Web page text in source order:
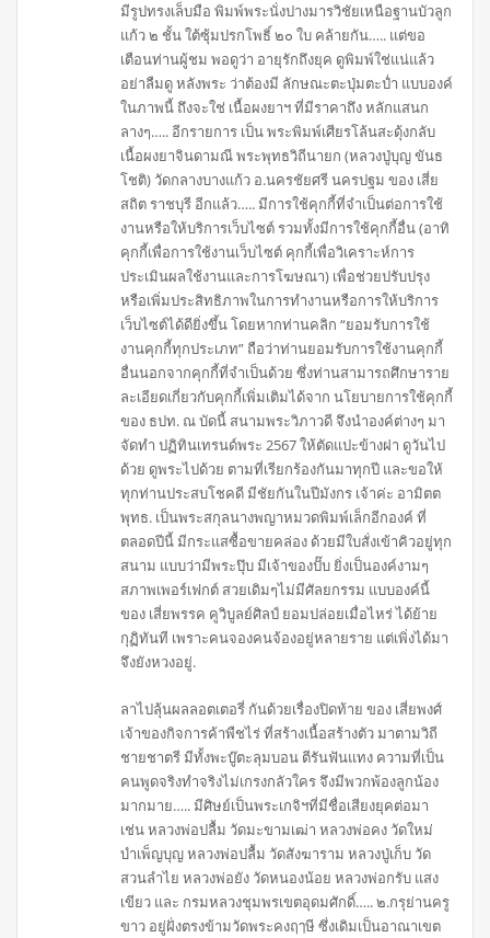
มีรูปทรงเล็บมือ พิมพ์พระนั่งปางมารวิชัยเหนือฐานบัวลูก
แก้ว ๒ ชั้น ใต้ซุ้มปรกโพธิ์ ๒๐ ใบ คล้ายกัน….. แต่ขอ
เตือนท่านผู้ชม พอดูว่า อายุรักถึงยุค ดูพิมพ์ใช่แน่แล้ว
อย่าลืมดู หลังพระ ว่าต้องมี ลักษณะตะปุ่มตะปํ่า แบบองค์
ในภาพนี้ ถึงจะใช่ เนื้อผงยาฯ ที่มีราคาถึง หลักแสนก
ลางๆ….. อีกรายการ เป็น พระพิมพ์เศียรโล้นสะดุ้งกลับ
เนื้อผงยาจินดามณี พระพุทธวิถีนายก (หลวงปู่บุญ ขันธ
โชติ) วัดกลางบางแก้ว อ.นครชัยศรี นครปฐม ของ เสี่ย
สถิต ราชบุรี อีกแล้ว….. มีการใช้คุกกี้ที่จำเป็นต่อการใช้
งานหรือให้บริการเว็บไซต์ รวมทั้งมีการใช้คุกกี้อื่น (อาทิ
คุกกี้เพื่อการใช้งานเว็บไซต์ คุกกี้เพื่อวิเคราะห์การ
ประเมินผลใช้งานและการโฆษณา) เพื่อช่วยปรับปรุง
หรือเพิ่มประสิทธิภาพในการทำงานหรือการให้บริการ
เว็บไซต์ได้ดียิ่งขึ้น โดยหากท่านคลิก “ยอมรับการใช้
งานคุกกี้ทุกประเภท” ถือว่าท่านยอมรับการใช้งานคุกกี้
อื่นนอกจากคุกกี้ที่จำเป็นด้วย ซึ่งท่านสามารถศึกษาราย
ละเอียดเกี่ยวกับคุกกี้เพิ่มเติมได้จาก นโยบายการใช้คุกกี้
ของ ธปท. ณ บัดนี้ สนามพระวิภาวดี จึงนำองค์ต่างๆ มา
จัดทำ ปฏิทินเทรนด์พระ 2567 ให้ตัดแปะข้างฝา ดูวันไป
ด้วย ดูพระไปด้วย ตามที่เรียกร้องกันมาทุกปี และขอให้
ทุกท่านประสบโชคดี มีชัยกันในปีมังกร เจ้าค่ะ อามิตต
พุทธ. เป็นพระสกุลนางพญาหมวดพิมพ์เล็กอีกองค์ ที่
ตลอดปีนี้ มีกระแสซื้อขายคล่อง ด้วยมีใบสั่งเข้าคิวอยู่ทุก
สนาม แบบว่ามีพระปุ๊บ มีเจ้าของปั๊บ ยิ่งเป็นองค์งามๆ
สภาพเพอร์เฟกต์ สวยเดิมๆไม่มีศัลยกรรม แบบองค์นี้
ของ เสี่ยพรรค คูวิบูลย์ศิลป์ ยอมปล่อยเมื่อไหร่ ได้ย้าย
กุฏิทันที เพราะคนจองคนจ้องอยู่หลายราย แต่เพิ่งได้มา
จึงยังหวงอยู่.
ลาไปลุ้นผลลอตเตอรี่ กันด้วยเรื่องปิดท้าย ของ เสี่ยพงศ์
เจ้าของกิจการค้าพืชไร่ ที่สร้างเนื้อสร้างตัว มาตามวิถี
ชายชาตรี มีทั้งพะบู๊ตะลุมบอน ตีรันฟันแทง ความที่เป็น
คนพูดจริงทำจริงไม่เกรงกลัวใคร จึงมีพวกพ้องลูกน้อง
มากมาย….. มีศิษย์เป็นพระเกจิฯที่มีชื่อเสียงยุคต่อมา
เช่น หลวงพ่อปลื้ม วัดมะขามเฒ่า หลวงพ่อคง วัดใหม่
บำเพ็ญบุญ หลวงพ่อปลื้ม วัดสังฆาราม หลวงปู่เก็บ วัด
สวนลำไย หลวงพ่อยัง วัดหนองน้อย หลวงพ่อกรับ แสง
เขียว และ กรมหลวงชุมพรเขตอุดมศักดิ์….. ๒.กรุย่านครู
ขาว อยู่ฝั่งตรงข้ามวัดพระคงฤๅษี ซึ่งเดิมเป็นอาณาเขต